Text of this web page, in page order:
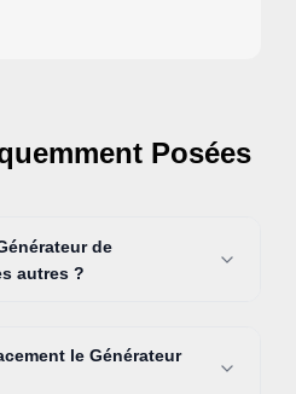
Posées
de
autres ?
le Générateur